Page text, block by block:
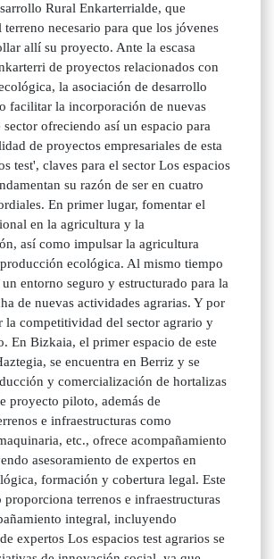
Rural Enkarterrialde, que
terreno necesario para que los jóvenes
allí su proyecto. Ante la escasa
de proyectos relacionados con
la asociación de desarrollo
facilitar la incorporación de nuevas
sector ofreciendo así un espacio para
de proyectos empresariales de esta
test', claves para el sector Los espacios
su razón de ser en cuatro
En primer lugar, fomentar el
en la agricultura y la
así como impulsar la agricultura
ecológica. Al mismo tiempo
entorno seguro y estructurado para la
de nuevas actividades agrarias. Y por
la competitividad del sector agrario y
En Bizkaia, el primer espacio de este
se encuentra en Berriz y se
y comercialización de hortalizas
proyecto piloto, además de
e infraestructuras como
etc., ofrece acompañamiento
asesoramiento de expertos en
formación y cobertura legal. Este
terrenos e infraestructuras
integral, incluyendo
expertos Los espacios test agrarios se